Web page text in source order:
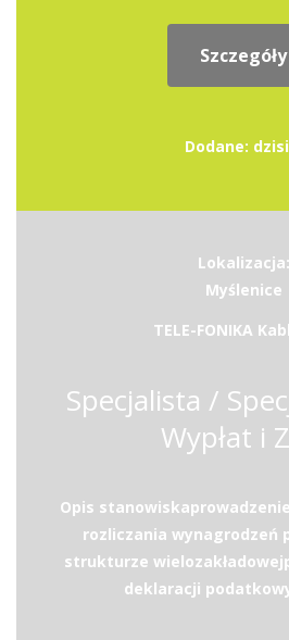
Szczegóły
Dodane:
Lokalizacja:
Myślenice
TELE-FONIKA
Specjalista /
Wypłat i
Opis
rozliczania wynagrodzeń
strukturze
deklaracji